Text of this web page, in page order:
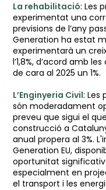
La rehabilitació: Les
experimentat una
previsions de l’any
Generation ha estat
experimentarà un
l’1,8%, d’acord amb
de cara al 2025 un 1%.
L’Enginyeria Civil: Les
són moderadament
preveu que sigui el
construcció a
anual propera al 3%.
Generation EU,
oportunitat
especialment en
el transport i les